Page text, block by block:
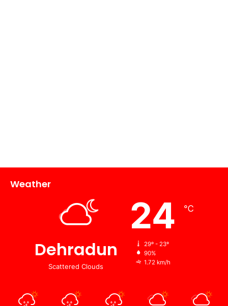
Weather
Dehradun
Scattered Clouds
24 ℃
29º - 23º
90%
1.72 km/h